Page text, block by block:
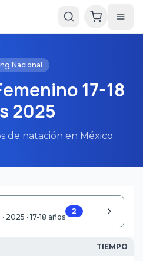
Nacional
17-18
2025
de natación en México
2025 · 17-18 años
2
TIEMPO